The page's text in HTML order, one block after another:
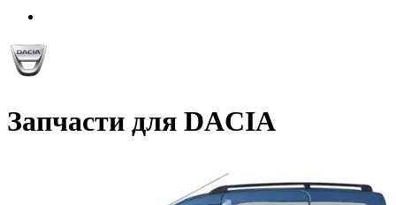
Запчасти для DACIA